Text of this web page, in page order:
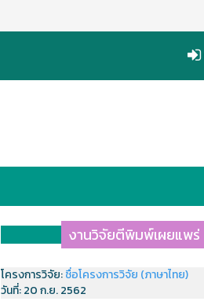
งานวิจัยตีพิมพ์เผยแพร่
โครงการวิจัย:ชื่อโครงการวิจัย (ภาษาไทย)
วันที่:20 ก.ย. 2562